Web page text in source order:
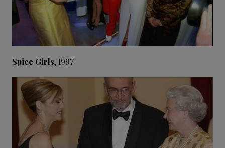
Spice Girls, 1997